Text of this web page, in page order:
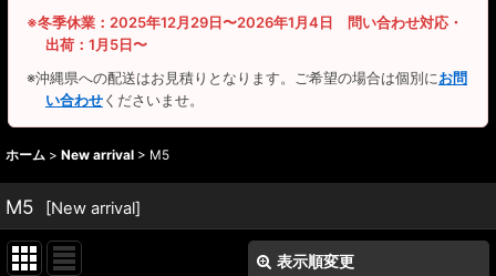
※冬季休業：2025年12月29日〜2026年1月4日 問い合わせ対応・
出荷：1月5日〜
※沖縄県への配送はお見積りとなります。ご希望の場合は個別にお問
い合わせくださいませ。
ホーム > New arrival > M5
M5 [New arrival]
表示順変更